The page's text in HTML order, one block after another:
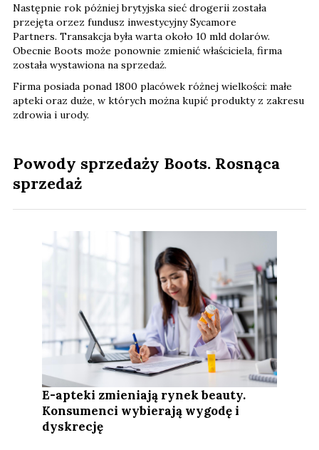
Następnie rok póżniej brytyjska sieć drogerii została
przejęta orzez fundusz inwestycyjny Sycamore
Partners. Transakcja była warta około 10 mld dolarów.
Obecnie Boots może ponownie zmienić właściciela, firma
została wystawiona na sprzedaż.
Firma posiada ponad 1800 placówek różnej wielkości: małe
apteki oraz duże, w których można kupić produkty z zakresu
zdrowia i urody.
Powody sprzedaży Boots. Rosnąca
sprzedaż
E-apteki zmieniają rynek beauty.
Konsumenci wybierają wygodę i
dyskrecję